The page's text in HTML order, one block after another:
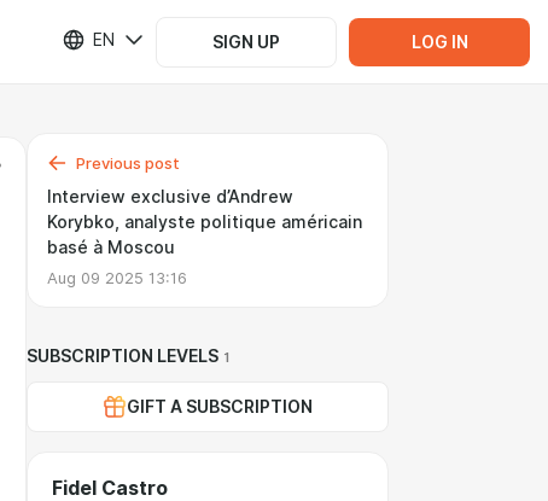
EN SIGN UP LOG IN
Previous post
Interview exclusive d’Andrew
Korybko, analyste politique américain
basé à Moscou
Aug 09 2025 13:16
SUBSCRIPTION LEVELS 1
GIFT A SUBSCRIPTION
Fidel Castro